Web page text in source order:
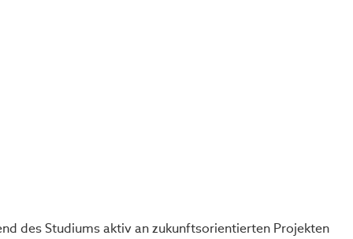
des Studiums aktiv an zukunftsorientierten Projekten